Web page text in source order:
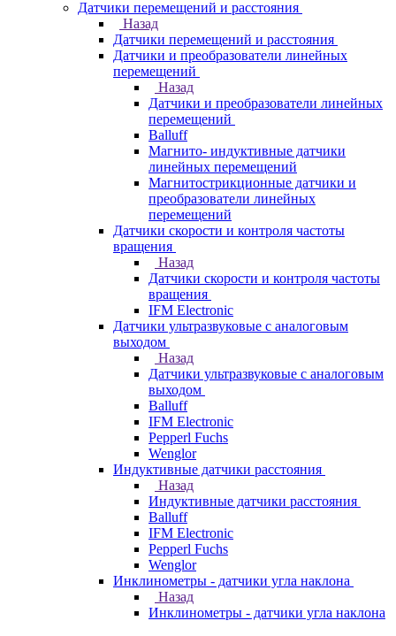
Датчики перемещений и расстояния
Назад
Датчики перемещений и расстояния
Датчики и преобразователи линейных
перемещений
Назад
Датчики и преобразователи линейных
перемещений
Balluff
Магнито- индуктивные датчики
линейных перемещений
Магнитострикционные датчики и
преобразователи линейных
перемещений
Датчики скорости и контроля частоты
вращения
Назад
Датчики скорости и контроля частоты
вращения
IFM Electronic
Датчики ультразвуковые с аналоговым
выходом
Назад
Датчики ультразвуковые с аналоговым
выходом
Balluff
IFM Electronic
Pepperl Fuchs
Wenglor
Индуктивные датчики расстояния
Назад
Индуктивные датчики расстояния
Balluff
IFM Electronic
Pepperl Fuchs
Wenglor
Инклинометры - датчики угла наклона
Назад
Инклинометры - датчики угла наклона